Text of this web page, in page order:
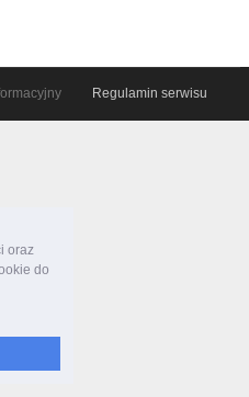
oraz
do
Regulamin serwisu